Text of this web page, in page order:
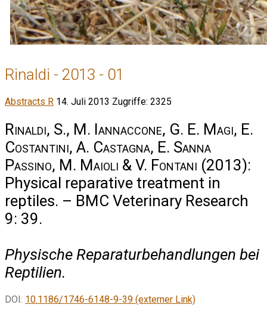
Rinaldi - 2013 - 01
Abstracts R 14. Juli 2013 Zugriffe: 2325
Rinaldi, S., M. Iannaccone, G. E. Magi, E.
Costantini, A. Castagna, E. Sanna
Passino, M. Maioli & V. Fontani (2013):
Physical reparative treatment in
reptiles. – BMC Veterinary Research
9: 39.
Physische Reparaturbehandlungen bei
Reptilien.
DOI: 10.1186/1746-6148-9-39 (externer Link)